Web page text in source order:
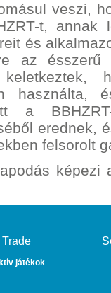
veszi,
t, annak
és
az
a
erednek,
felsorolt
képezi
játékok